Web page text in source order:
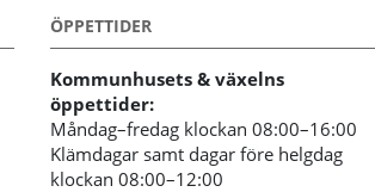
ÖPPETTIDER
Kommunhusets & växelns
öppettider:
Måndag–fredag klockan 08:00–16:00
Klämdagar samt dagar före helgdag
klockan 08:00–12:00